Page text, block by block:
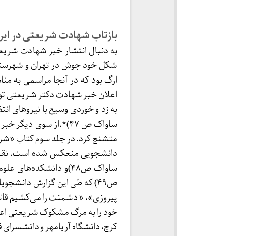
بازتاب شهادت شریعتی در
شکل خود جوش در تهران و
اعلان خبر شهادت دکتر شریعتی
به زد و خوردی وسیع با نیروهای
ساواک ص ۴۷)*.از سوی
متشنج کرد. در جلد سوم کتاب
دانشجویی منعکس شده است.
ساواک ص۴۸)و
ص۴۹) که طی این گزارش
پیروزی»، « دشمنت را می‌‌کشیم
خود را به مرگ مشکوک شریعتی
کرج، دانشگاه آریامهر و